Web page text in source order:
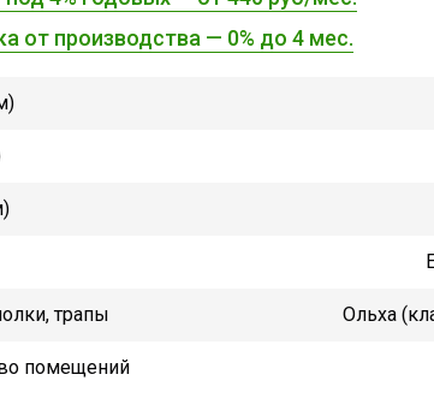
от производства — 0% до 4 мес.
трапы Ольха
помещений